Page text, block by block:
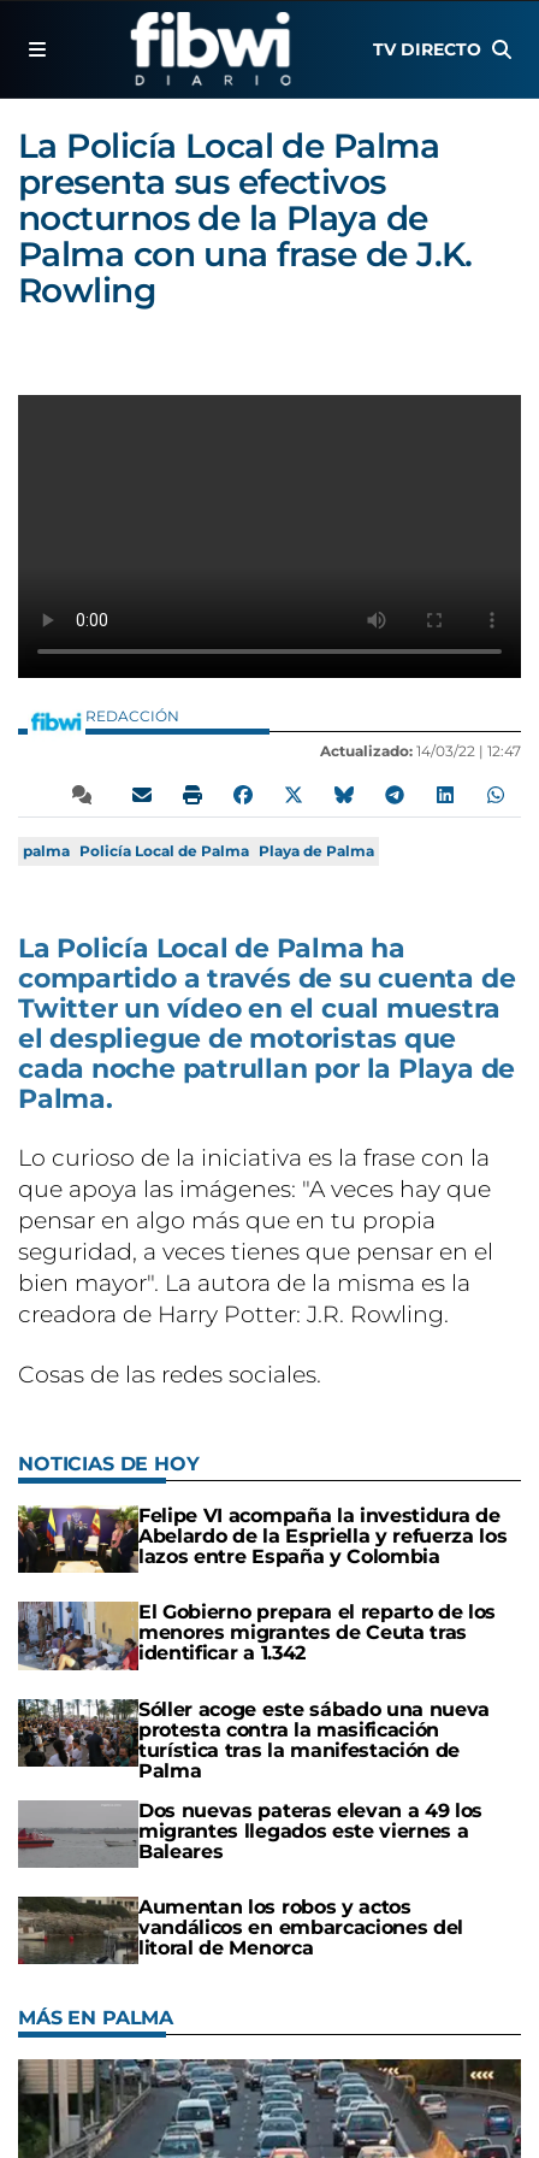
TV DIRECTO
La Policía Local de Palma
presenta sus efectivos
nocturnos de la Playa de
Palma con una frase de J.K.
Rowling
REDACCIÓN
Actualizado: 14/03/22 | 12:47
palma Policía Local de Palma Playa de Palma
La Policía Local de Palma ha
compartido a través de su cuenta de
Twitter un vídeo en el cual muestra
el despliegue de motoristas que
cada noche patrullan por la Playa de
Palma.
Lo curioso de la iniciativa es la frase con la
que apoya las imágenes: "A veces hay que
pensar en algo más que en tu propia
seguridad, a veces tienes que pensar en el
bien mayor". La autora de la misma es la
creadora de Harry Potter: J.R. Rowling.
Cosas de las redes sociales.
NOTICIAS DE HOY
Felipe VI acompaña la investidura de
Abelardo de la Espriella y refuerza los
lazos entre España y Colombia
El Gobierno prepara el reparto de los
menores migrantes de Ceuta tras
identificar a 1.342
Sóller acoge este sábado una nueva
protesta contra la masificación
turística tras la manifestación de
Palma
Dos nuevas pateras elevan a 49 los
migrantes llegados este viernes a
Baleares
Aumentan los robos y actos
vandálicos en embarcaciones del
litoral de Menorca
MÁS EN PALMA